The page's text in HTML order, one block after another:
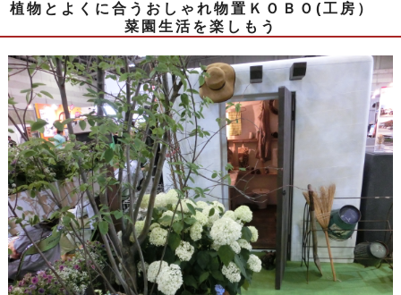
植物とよくに合うおしゃれ物置ＫＯＢＯ(工房）
菜園生活を楽しもう